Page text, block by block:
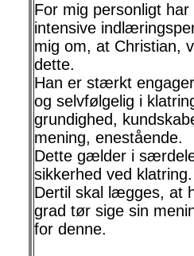
For mig personligt
intensive
mig om, at Christian,
dette.
Han er stærkt
og selvfølgelig i
grundighed,
mening, enestående.
Dette gælder i
sikkerhed ved klatring.
Dertil skal lægges, at
grad tør sige sin
for denne.